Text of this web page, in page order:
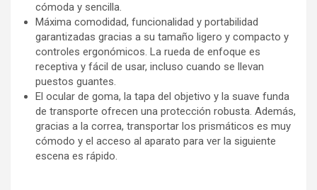
cómoda y sencilla.
Máxima comodidad, funcionalidad y portabilidad
garantizadas gracias a su tamaño ligero y compacto y
controles ergonómicos. La rueda de enfoque es
receptiva y fácil de usar, incluso cuando se llevan
puestos guantes.
El ocular de goma, la tapa del objetivo y la suave funda
de transporte ofrecen una protección robusta. Además,
gracias a la correa, transportar los prismáticos es muy
cómodo y el acceso al aparato para ver la siguiente
escena es rápido.